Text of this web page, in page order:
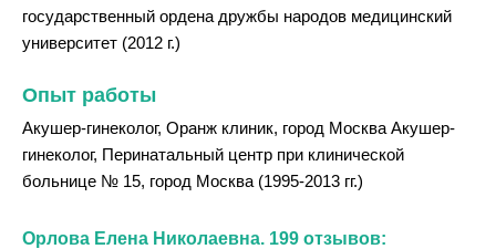
государственный ордена дружбы народов медицинский
университет (2012 г.)
Опыт работы
Акушер-гинеколог, Оранж клиник, город Москва Акушер-
гинеколог, Перинатальный центр при клинической
больнице № 15, город Москва (1995-2013 гг.)
Орлова Елена Николаевна. 199 отзывов: